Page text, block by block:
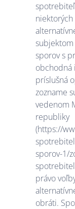
niektorých
sporov s
obchodná
príslušná
zozname
vedenom
republiky
(https://
sporov-1/
právo
obráti.